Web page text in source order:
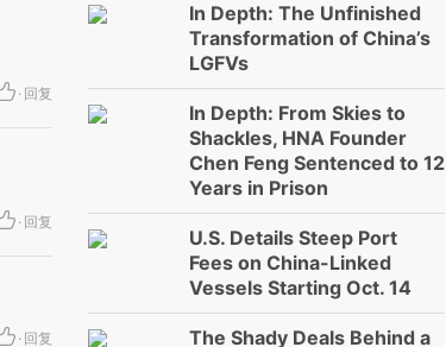
· 回复
· 回复
· 回复
In Depth: The Unfinished
Transformation of China’s
LGFVs
In Depth: From Skies to
Shackles, HNA Founder
Chen Feng Sentenced to 12
Years in Prison
U.S. Details Steep Port
Fees on China-Linked
Vessels Starting Oct. 14
The Shady Deals Behind a